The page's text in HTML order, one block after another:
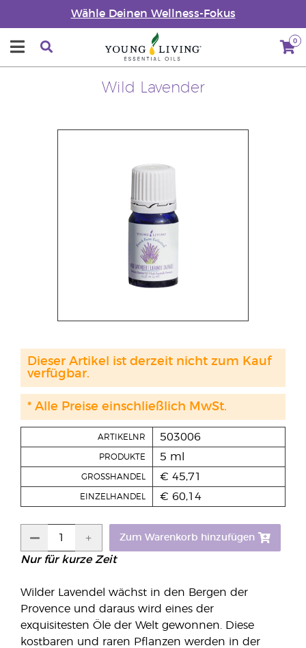
Wähle Deinen Wellness-Fokus
0
Wild Lavender
Nur für kurze Zeit
Wilder Lavendel wächst in den Bergen der
Provence und daraus wird eines der
exquisitesten Öle der Welt gewonnen. Diese
kostbaren und raren Pflanzen werden in der
ARTIKELNR 503006
PRODUKTE 5 ml
GROSSHANDEL € 45,71
EINZELHANDEL € 60,14
Zum Warenkorb hinzufügen
Dieser Artikel ist derzeit nicht zum Kauf
verfügbar.
* Alle Preise einschließlich MwSt.